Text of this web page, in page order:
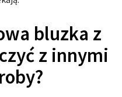
bluzka z
z innymi